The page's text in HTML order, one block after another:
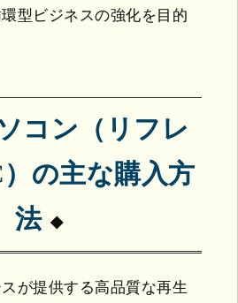
型ビジネスの強化を目的
コン（リフレ
の主な購入方
法
が提供する高品質な再生